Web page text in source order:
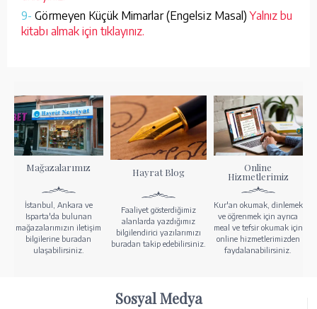
9- Görmeyen Küçük Mimarlar (Engelsiz Masal)Yalnız bu
kitabı almak için tıklayınız.
Mağazalarımız
İstanbul, Ankara ve
Isparta'da bulunan
mağazalarımızın iletişim
bilgilerine buradan
ulaşabilirsiniz.
Hayrat Blog
Faaliyet gösterdiğimiz
alanlarda yazdığımız
bilgilendirici yazılarımızı
buradan takip edebilirsiniz.
Online
Hizmetlerimiz
Kur'an okumak, dinlemek
ve öğrenmek için ayrıca
meal ve tefsir okumak için
online hizmetlerimizden
faydalanabilirsiniz.
Sosyal Medya